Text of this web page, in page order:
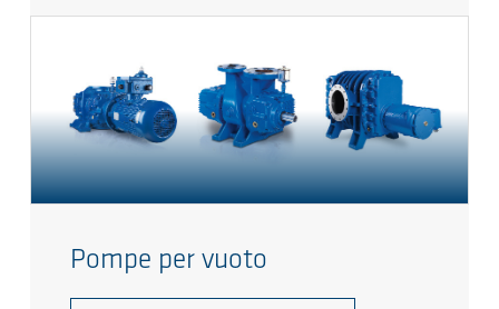
Pompe per vuoto